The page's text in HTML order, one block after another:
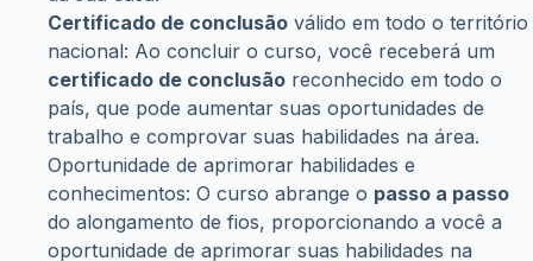
alongamento, incluindo a higiene, segurança e saúde
capilar.
Aprenderá também técnicas específicas, como a aplicação
fio a fio e em tufos, com instruções passo a passo
detalhadas e dicas práticas para obter resultados
perfeitos. Além disso, o curso aborda a escolha correta
dos materiais e ferramentas, proporcionando
conhecimentos essenciais para uma aplicação segura e